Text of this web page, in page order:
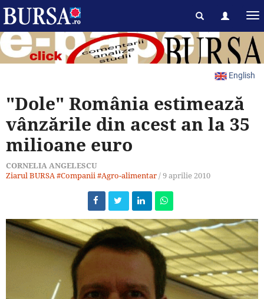
English
"Dole" România estimează
vânzările din acest an la 35
milioane euro
CORNELIA ANGELESCU
Ziarul BURSA#Companii#Agro-alimentar/9 aprilie 2010